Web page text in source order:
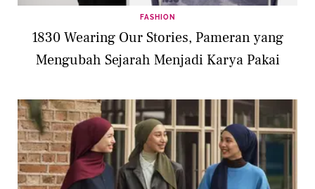
FASHION
1830 Wearing Our Stories, Pameran yang
Mengubah Sejarah Menjadi Karya Pakai